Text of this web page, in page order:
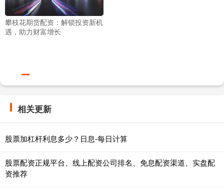
攀枝花期货配资：解锁投资新机
遇，助力财富增长
相关更新
股票加杠杆利息多少？日息-每日计算
股票配资正规平台、线上配资公司排名、免息配资渠道、实盘配
资推荐